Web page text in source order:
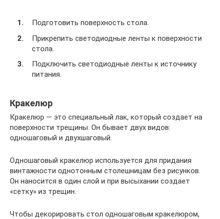
Подготовить поверхность стола.
Прикрепить светодиодные ленты к поверхности
стола.
Подключить светодиодные ленты к источнику
питания.
Кракелюр
Кракелюр — это специальный лак, который создает на
поверхности трещины. Он бывает двух видов:
одношаговый и двухшаговый.
Одношаговый кракелюр используется для придания
винтажности однотонным столешницам без рисунков.
Он наносится в один слой и при высыхании создает
«сетку» из трещин.
Чтобы декорировать стол одношаговым кракелюром,